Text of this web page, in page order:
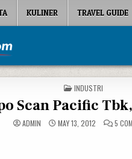
KULINER TRAVEL GUIDE
POSTED IN
INDUSTRI
Scan Pacific
ADMIN MAY 13, 2012 5